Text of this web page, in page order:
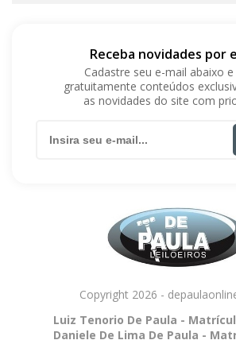
Receba novidades por
Cadastre seu e-mail abaixo
gratuitamente conteúdos
as novidades do site com
Copyright 2026 -
Luiz Tenorio De Paula -
Daniele De Lima De Paula -